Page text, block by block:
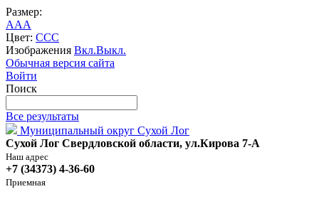
Размер:
AAA
Цвет: CCC
Изображения Вкл.Выкл.
Обычная версия сайта
Войти
Поиск
Все результаты
Муниципальный округ Сухой Лог
Сухой Лог Свердловской области, ул.Кирова 7-А
Наш адрес
+7 (34373) 4-36-60
Приемная